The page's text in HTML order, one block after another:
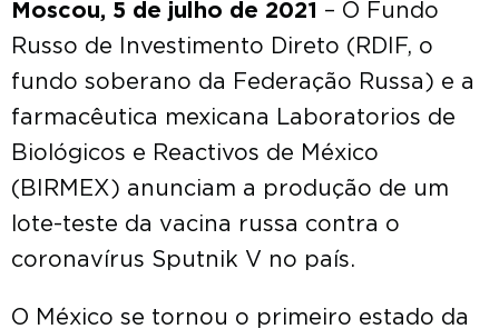
Moscou, 5 de julho de 2021
– O Fundo
Russo de Investimento Direto (RDIF, o
fundo soberano da Federação Russa) e a
farmacêutica mexicana Laboratorios de
Biológicos e Reactivos de México
(BIRMEX) anunciam a produção de um
lote-teste da vacina russa contra o
coronavírus Sputnik V no país.
O México se tornou o primeiro estado da